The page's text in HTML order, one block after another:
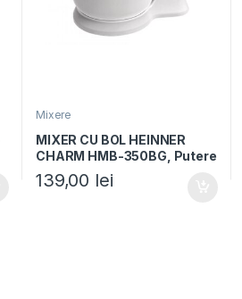
Mixere
MIXER CU BOL HEINNER
CHARM HMB-350BG, Putere
300W, 5 viteze + turbo,
Alb/Visiniu
139,00 lei